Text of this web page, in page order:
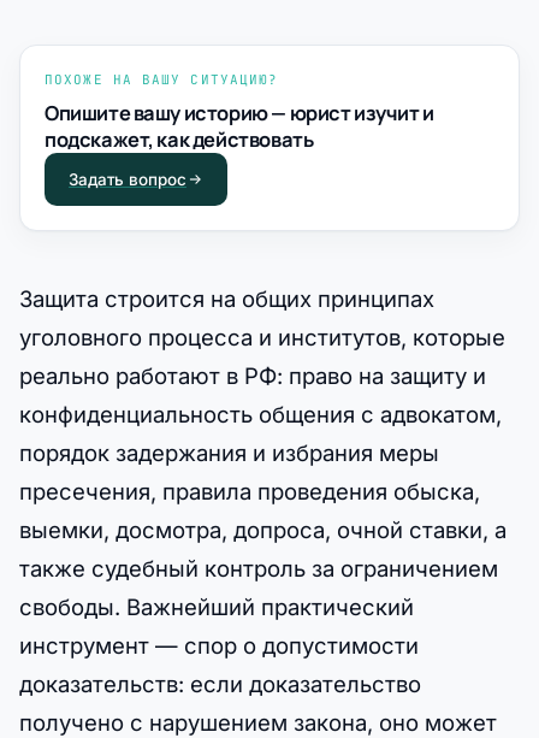
ПОХОЖЕ НА ВАШУ СИТУАЦИЮ?
Опишите вашу историю — юрист изучит и
подскажет, как действовать
Задать вопрос
Защита строится на общих принципах
уголовного процесса и институтов, которые
реально работают в РФ: право на защиту и
конфиденциальность общения с адвокатом,
порядок задержания и избрания меры
пресечения, правила проведения обыска,
выемки, досмотра, допроса, очной ставки, а
также судебный контроль за ограничением
свободы. Важнейший практический
инструмент — спор о допустимости
доказательств: если доказательство
получено с нарушением закона, оно может